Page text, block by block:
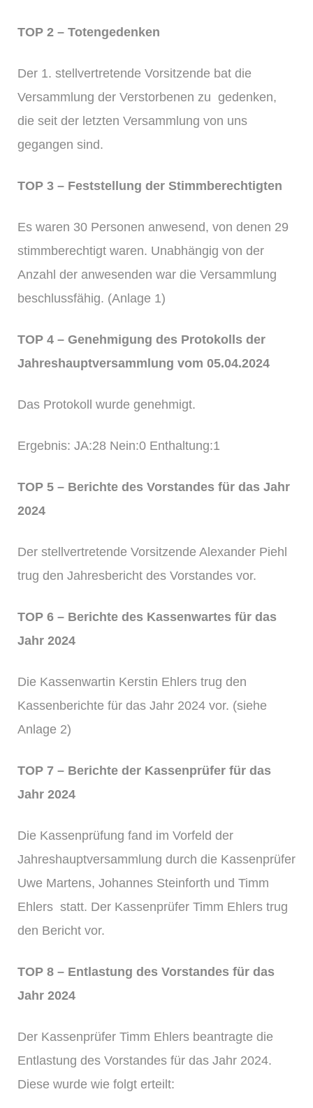
TOP 2 – Totengedenken
Der 1. stellvertretende Vorsitzende bat die
Versammlung der Verstorbenen zu gedenken,
die seit der letzten Versammlung von uns
gegangen sind.
TOP 3 – Feststellung der Stimmberechtigten
Es waren 30 Personen anwesend, von denen 29
stimmberechtigt waren. Unabhängig von der
Anzahl der anwesenden war die Versammlung
beschlussfähig. (Anlage 1)
TOP 4 – Genehmigung des Protokolls der
Jahreshauptversammlung vom 05.04.2024
Das Protokoll wurde genehmigt.
Ergebnis: JA:28 Nein:0 Enthaltung:1
TOP 5 – Berichte des Vorstandes für das Jahr
2024
Der stellvertretende Vorsitzende Alexander Piehl
trug den Jahresbericht des Vorstandes vor.
TOP 6 – Berichte des Kassenwartes für das
Jahr 2024
Die Kassenwartin Kerstin Ehlers trug den
Kassenberichte für das Jahr 2024 vor. (siehe
Anlage 2)
TOP 7 – Berichte der Kassenprüfer für das
Jahr 2024
Die Kassenprüfung fand im Vorfeld der
Jahreshauptversammlung durch die Kassenprüfer
Uwe Martens, Johannes Steinforth und Timm
Ehlers statt. Der Kassenprüfer Timm Ehlers trug
den Bericht vor.
TOP 8 – Entlastung des Vorstandes für das
Jahr 2024
Der Kassenprüfer Timm Ehlers beantragte die
Entlastung des Vorstandes für das Jahr 2024.
Diese wurde wie folgt erteilt: